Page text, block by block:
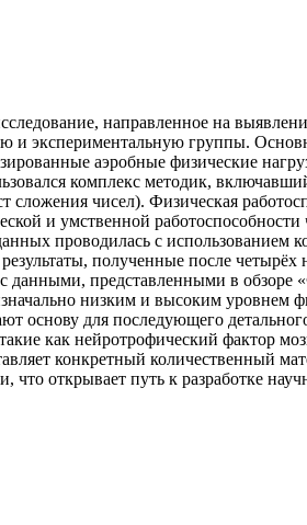
направленное на
и экспериментальную группы.
аэробные физические
комплекс методик,
чисел). Физическая
и умственной работоспособности
проводилась с использованием
полученные после четырёх
данными, представленными в обзоре
низким и высоким уровнем
основу для последующего
как нейротрофический фактор
конкретный количественный
открывает путь к разработке